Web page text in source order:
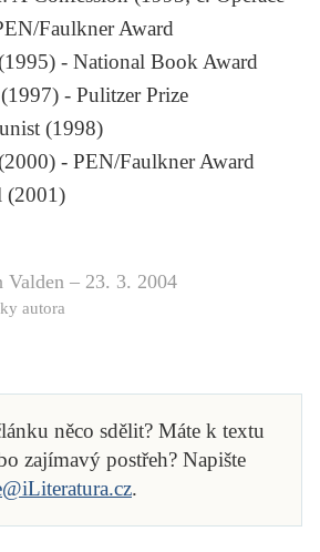
Faulkner Award
- National Book Award
(1997) - Pulitzer Prize
(1998)
- PEN/Faulkner Award
(2001)
– 23. 3. 2004
autora
něco sdělit? Máte k textu
zajímavý postřeh? Napište
.